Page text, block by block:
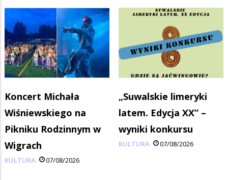
Koncert Michała
Wiśniewskiego na
Pikniku Rodzinnym w
Wigrach
KULTURA 07/08/2026
„Suwalskie limeryki
latem. Edycja XX” –
wyniki konkursu
KULTURA 07/08/2026